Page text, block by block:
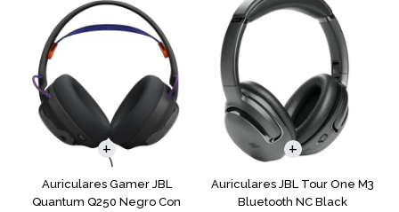
Auriculares Gamer JBL
Quantum Q250 Negro Con
Auriculares JBL Tour One M3
Bluetooth NC Black